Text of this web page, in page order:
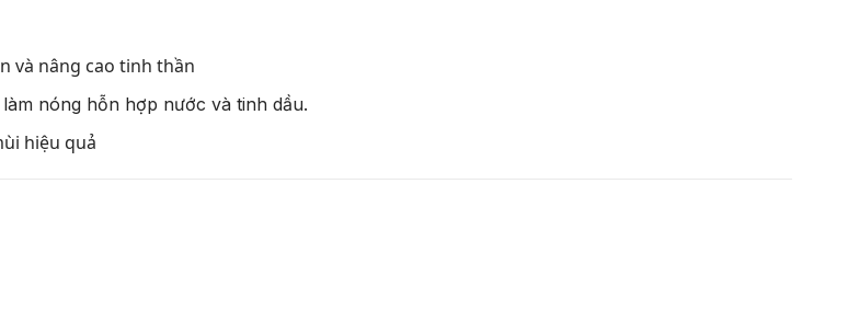
và nâng cao tinh thần
nóng hỗn hợp nước và tinh dầu.
hiệu quả